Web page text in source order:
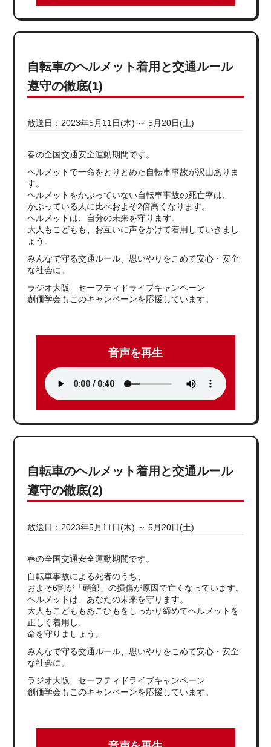
自転車のヘルメット着用と交通ルール
遵守の徹底(1)
放送日：2023年5月11日(木) ～ 5月20日(土)
春の全国交通安全運動期間です。
ヘルメットで一命をとりとめた自転車事故が沢山ありま
す。
ヘルメットをかぶっていない自転車事故の死亡率は、
かぶっている人に比べおよそ2倍高くなります。
ヘルメットは、自分の未来を守ります。
大人もこどもも、お互いに声をかけて着用していきまし
ょう。
みんなで守る交通ルール、思いやりをこめて安心・安全
な社会に。
ラジオ大阪 セーフティドライブキャンペーン
創価学会もこのキャンペーンを応援しています。
音声を再生
自転車のヘルメット着用と交通ルール
遵守の徹底(2)
放送日：2023年5月11日(木) ～ 5月20日(土)
春の全国交通安全運動期間です。
自転車事故による死者のうち、
およそ6割が「頭部」の損傷が原因で亡くなっています。
ヘルメットは、あなたの未来を守ります。
大人もこどももあごひもをしっかり締めてヘルメットを
正しく着用し、
命を守りましょう。
みんなで守る交通ルール、思いやりをこめて安心・安全
な社会に。
ラジオ大阪 セーフティドライブキャンペーン
創価学会もこのキャンペーンを応援しています。